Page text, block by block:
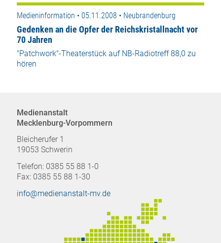
Medieninformation • 05.11.2008 • Neubrandenburg
Gedenken an die Opfer der Reichskristallnacht vor
70 Jahren
"Patchwork"-Theaterstück auf NB-Radiotreff 88,0 zu
hören
Medienanstalt
Mecklenburg-Vorpommern
Bleicherufer 1
19053 Schwerin
Telefon: 0385 55 88 1-0
Fax: 0385 55 88 1-30
info@medienanstalt-mv.de